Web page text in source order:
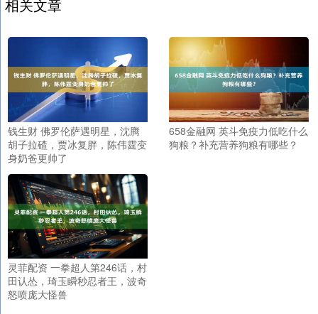
相关文章
钱生财 佛罗伦萨遇明星，沈腾
胡子拉碴，贾冰复胖，陈伟霆变
身奶爸更帅了
658金融网 英斗免疫力低吃什么
狗粮？补充营养狗粮有哪些？
灵菲配资 一拳超人第246话，村
田认怂，琦玉瞬秒忍者王，波奇
怒喷庞大怪兽